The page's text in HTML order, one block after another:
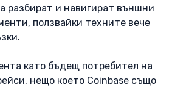
разбират и навигират външни
ползвайки техните вече
като бъдещ потребител на
нещо което Coinbase също